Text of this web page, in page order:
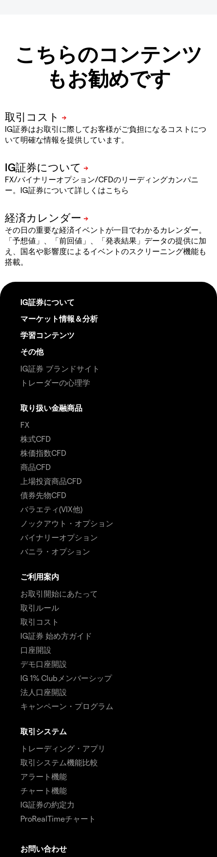
こちらのコンテンツ
もお勧めです
IG証券はお取引に際してお客様がご負担になるコストにつ
いて明確な情報を提供しています。
FX/バイナリーオプション/CFDのリーディングカンパニ
ー。IG証券について詳しくはこちら
その日の重要な経済イベントが一目でわかるカレンダー。
「予想値」、「前回値」、「発表結果」データの提供に加
え、国名や影響度によるイベントのスクリーニング機能も
搭載。
IG証券について
マーケット情報＆分析
学習コンテンツ
その他
IG証券 ブランドサイト
トレーダーの心理学
取り扱い金融商品
FX
株式CFD
株価指数CFD
商品CFD
上場投資商品CFD
債券先物CFD
バラエティ(VIX他)
ノックアウト・オプション
バイナリーオプション
バニラ・オプション
ご利用案内
お取引開始にあたって
取引ルール
取引コスト
IG証券 始め方ガイド
口座開設
デモ口座開設
IG 1% Clubメンバーシップ
法人口座開設
キャンペーン・プログラム
取引システム
トレーディング・アプリ
取引システム機能比較
アラート機能
チャート機能
IG証券の約定力
ProRealTimeチャート
お問い合わせ